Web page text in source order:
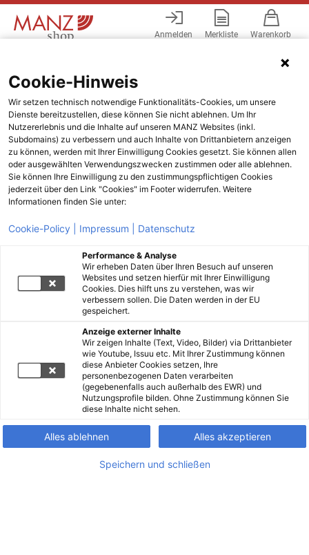
Anmelden Merkliste Warenkorb
Cookie-Hinweis
Wir setzen technisch notwendige Funktionalitäts-Cookies, um unsere
Dienste bereitzustellen, diese können Sie nicht ablehnen. Um Ihr
Nutzererlebnis und die Inhalte auf unseren MANZ Websites (inkl.
Subdomains) zu verbessern und auch Inhalte von Drittanbietern anzeigen
zu können, werden mit Ihrer Einwilligung Cookies gesetzt. Sie können allen
oder ausgewählten Verwendungszwecken zustimmen oder alle ablehnen.
Sie können Ihre Einwilligung zu den zustimmungspflichtigen Cookies
jederzeit über den Link "Cookies" im Footer widerrufen. Weitere
Informationen finden Sie unter:
Cookie-Policy | Impressum | Datenschutz
Performance & Analyse
Wir erheben Daten über Ihren Besuch auf unseren
Websites und setzen hierfür mit Ihrer Einwilligung
Cookies. Dies hilft uns zu verstehen, was wir
verbessern sollen. Die Daten werden in der EU
gespeichert.
Anzeige externer Inhalte
Wir zeigen Inhalte (Text, Video, Bilder) via Drittanbieter
wie Youtube, Issuu etc. Mit Ihrer Zustimmung können
diese Anbieter Cookies setzen, Ihre
personenbezogenen Daten verarbeiten
(gegebenenfalls auch außerhalb des EWR) und
Nutzungsprofile bilden. Ohne Zustimmung können Sie
diese Inhalte nicht sehen.
Alles ablehnen Alles akzeptieren
Speichern und schließen